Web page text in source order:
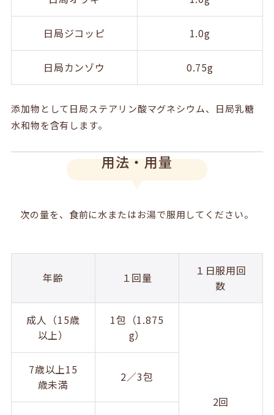
日局ジコッピ 1.0g
日局カンゾウ 0.75g
添加物として日局ステアリン酸マグネシウム、日局乳糖
水和物を含有します。
用法・用量
次の量を、食前に水またはお湯で服用してください。
年齢 １回量
１日服用回
数
成人（15歳
以上）
1包（1.875
g）
2回
7歳以上15
歳未満
2／3包